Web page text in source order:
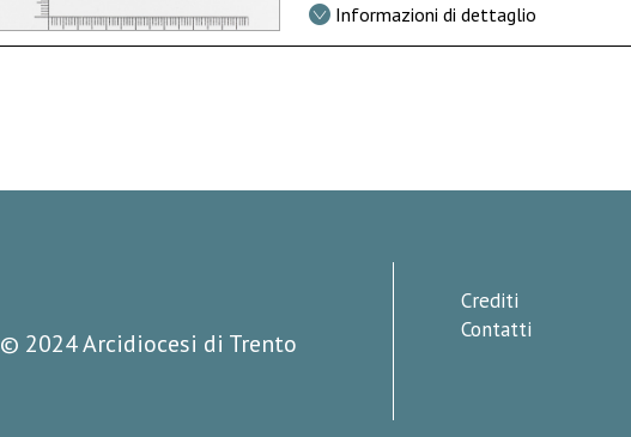
Informazioni di dettaglio
© 2024 Arcidiocesi di Trento
Crediti
Contatti